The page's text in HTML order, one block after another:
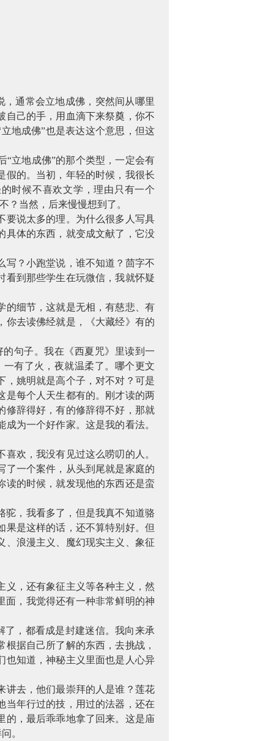
通常会立地成佛，突然间从哪里
自己的手，用血滴下来祭奠，你不
地成佛”也是表达这个意思，但这
“立地成佛”的那个类型，一定会有
假的。当初，年轻的时候，我很长
时候不喜欢文学，理由只有一个
当然，后来慢慢想到了。
要说太多的理。为什么很多人写具
具体的东西，就变成文献了，它没
写？小跑堂说，谁不知道？茴字不
看到那些学生在玩微信，我就怀疑
的细节，这就是无相，有慈悲、有
你去读佛经就是，《大藏经》有的
句子。我在《西夏咒》里读到一
有了火，夜就温柔了。哪个更文
，姚明就是高个子，对不对？可是
是每个人天生都有的。刚才读的两
修辞得好，有的修辞得不好，那就
为一个好作家。这是我的看法。
欢，我没有见过这么唠叨的人。
了一个案件，从头到尾就是家庭的
读的时候，就发现他的东西还是蛮
驼，我看多了，但是我真不知道骆
果是这样的话，还不算特别好。但
、浪漫主义、魔幻现实主义、象征
，还有象征主义等各种主义，然
面，我觉得还有一种非常鲜明的神
，都看成是封建迷信。我向来承
据自己所了解的东西，去挑战，
也知道，神秘主义里面也是人心异
讲去，他们最崇拜的人是谁？莲花
当年行过的技，用过的法器，还在
的，最后乖乖地拿了回来。这是庙
。